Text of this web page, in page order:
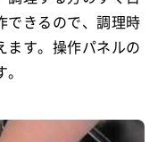
できるので、調理時
ます。操作パネルの